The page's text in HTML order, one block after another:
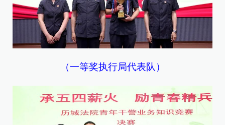
（一等奖执行局代表队）